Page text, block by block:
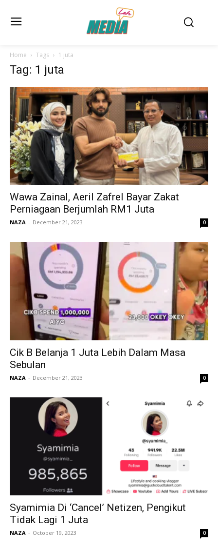
Home Tags 1 juta
Tag: 1 juta
Wawa Zainal, Aeril Zafrel Bayar Zakat
Perniagaan Berjumlah RM1 Juta
NAZA - December 21, 2023 0
Cik B Belanja 1 Juta Lebih Dalam Masa
Sebulan
NAZA - December 21, 2023 0
Syamimia Di ‘Cancel’ Netizen, Pengikut
Tidak Lagi 1 Juta
NAZA - October 19, 2023 0